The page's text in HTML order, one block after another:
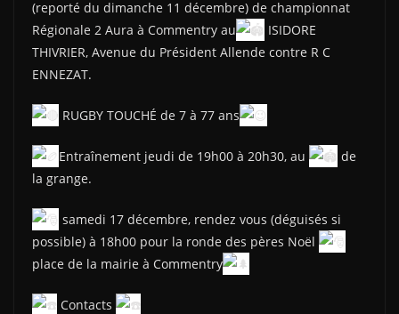
(reporté du dimanche 11 décembre) de championnat
Régionale 2 Aura à Commentry au
ISIDORE
THIVRIER, Avenue du Président Allende contre R C
ENNEZAT.
RUGBY TOUCHÉ de 7 à 77 ans
Entraînement jeudi de 19h00 à 20h30, au
de
la grange.
samedi 17 décembre, rendez vous (déguisés si
possible) à 18h00 pour la ronde des pères Noël
place de la mairie à Commentry
Contacts